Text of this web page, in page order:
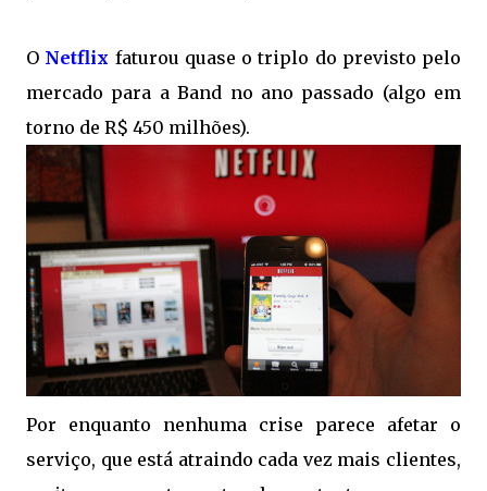
O Netflix faturou quase o triplo do previsto pelo
mercado para a Band no ano passado (algo em
torno de R$ 450 milhões).
Por enquanto nenhuma crise parece afetar o
serviço, que está atraindo cada vez mais clientes,